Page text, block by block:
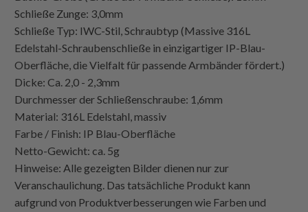
Schließe Zunge: 3,0mm
Schließe Typ: IWC-Stil, Schraubtyp (Massive 316L
Edelstahl-Schraubenschließe in einzigartiger IP-Blau-
Oberfläche, die Vielfalt für passende Armbänder fördert.)
Dicke: Ca. 2,0 - 2,3mm
Durchmesser der Schließenschraube: 1,6mm
Material: 316L Edelstahl, massiv
Farbe / Finish: IP Blau-Oberfläche
Netto-Gewicht: ca. 5g
Hinweise: Alle gezeigten Bilder dienen nur zur
Veranschaulichung. Das tatsächliche Produkt kann
aufgrund von Produktverbesserungen wie Farben und